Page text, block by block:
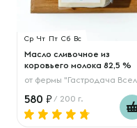
Ср Чт Пт Сб Вс
Масло сливочное из
коровьего молока 82,5 %
от фермы "Гастродача Вселуг"
580 / 200 г.